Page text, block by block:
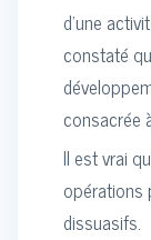
d’une
constaté
consacrée
Il est vrai
opérations
dissuasifs.